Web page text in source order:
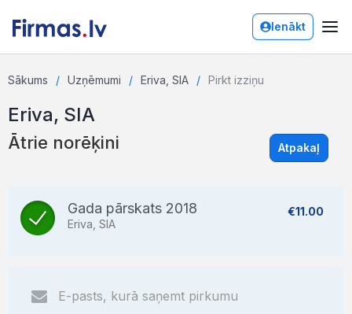
Ienākt
Sākums Uzņēmumi Eriva, SIA Pirkt izziņu
Eriva, SIA
Ātrie norēķini Atpakaļ
Gada pārskats 2018
Eriva, SIA
€11.00